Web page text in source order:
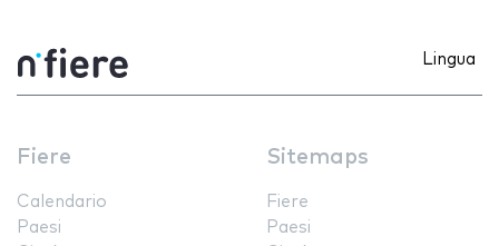
Lingua
Fiere
Calendario
Paesi
Sitemaps
Fiere
Paesi